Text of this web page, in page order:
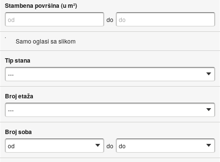
Stambena površina (u m²)
do
Samo oglasi sa slikom
Tip stana
Broj etaža
Broj soba
do